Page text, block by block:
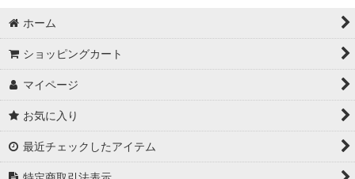
ホーム
ショッピングカート
マイページ
お気に入り
最近チェックしたアイテム